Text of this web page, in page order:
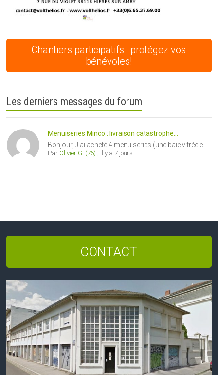
Chantiers participatifs : protégez vos
bénévoles!
Les derniers messages du forum
Menuiseries Minco : livraison catastrophe...
Bonjour, J'ai acheté 4 menuiseries (une baie vitrée e...
Par Olivier G. (76) , Il y a 7 jours
CONTACT